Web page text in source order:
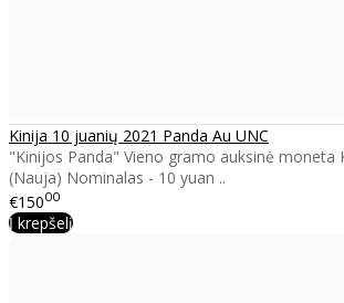
Kinija 10 juanių 2021 Panda Au UNC
"Kinijos Panda" Vieno gramo auksinė moneta
(Nauja) Nominalas - 10 yuan ..
€15000
Į krepšelį